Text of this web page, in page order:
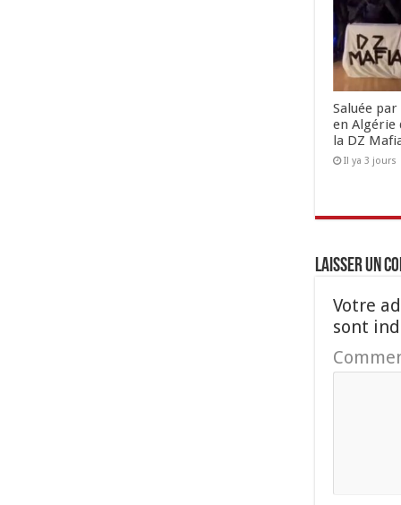
Saluée
en Algérie
la DZ
Il ya 3 jours
Laisser un
Votre
sont